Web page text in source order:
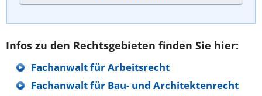
Infos zu den Rechtsgebieten finden Sie hier:
Fachanwalt für Arbeitsrecht
Fachanwalt für Bau- und Architektenrecht